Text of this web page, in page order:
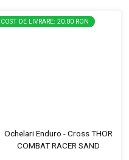
COST DE LIVRARE: 20.00 RON
Ochelari Enduro - Cross THOR
COMBAT RACER SAND